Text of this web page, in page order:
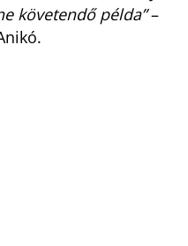
követendő példa”–